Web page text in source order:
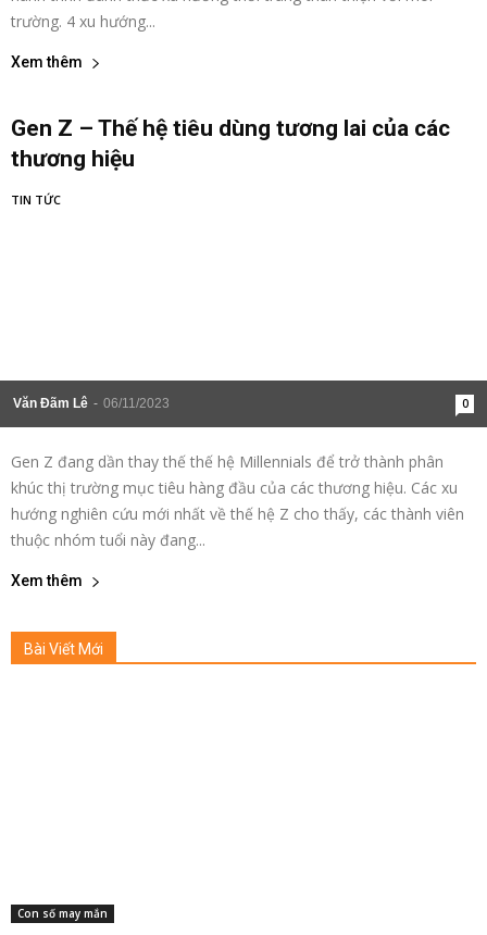
trường. 4 xu hướng...
Xem thêm
Gen Z – Thế hệ tiêu dùng tương lai của các
thương hiệu
Văn Đãm Lê - 06/11/2023 0
TIN TỨC
Gen Z đang dần thay thế thế hệ Millennials để trở thành phân
khúc thị trường mục tiêu hàng đầu của các thương hiệu. Các xu
hướng nghiên cứu mới nhất về thế hệ Z cho thấy, các thành viên
thuộc nhóm tuổi này đang...
Xem thêm
Bài Viết Mới
Con số may mắn